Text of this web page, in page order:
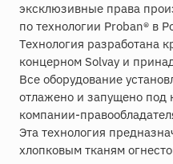
эксклюзивные права
по технологии Proban® в
Технология разработана
концерном Solvay и
Все оборудование
отлажено и запущено под
компании-
Эта технология
хлопковым тканям